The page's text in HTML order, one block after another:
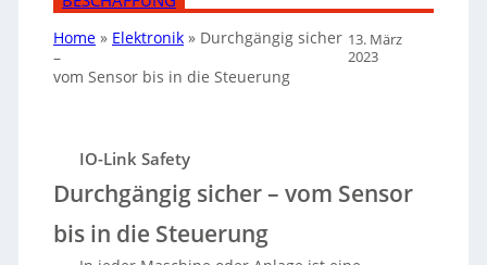
Home » Elektronik » Durchgängig sicher
–
vom Sensor bis in die Steuerung
13. März
2023
IO-Link Safety
Durchgängig sicher – vom Sensor
bis in die Steuerung